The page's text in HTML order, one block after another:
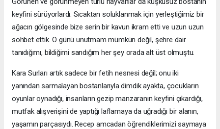
keyfini sürüyorlardı. Sıcaktan soluklanmak için yerleştiğimiz bir
ağacın gölgesinde bize serin bir kavun ikram etti ve uzun uzun
sohbet ettik. O günü unutmam mümkün değil, şehre dair
tanıdığımı, bildiğimi sandığım her şey orada alt üst olmuştu.
Kara Surları artık sadece bir fetih nesnesi değil; onu iki
yanından sarmalayan bostanlarıyla dimdik ayakta, çocukların
oyunlar oynadığı, insanların gezip manzaranın keyfini çıkardığı,
mutfak alışverişini de yaptığı laflamaya da uğradığı bir alanın,
yaşamın parçasıydı. Recep amcadan öğrendiklerimizi saymaya